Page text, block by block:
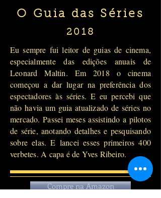
O Guia das Séries
2018
Eu sempre fui leitor de guias de cinema,
especialmente das edições anuais de
Leonard Maltin. Em 2018 o cinema
começou a dar lugar na preferência dos
espectadores às séries. E eu percebi que
não havia um guia atualizado de séries no
mercado. Passei meses assistindo a pilotos
de série, anotando detalhes e pesquisando
sobre elas. E lancei esses primeiros 400
verbetes. A capa é de Yves Ribeiro.
Compre na Amazon